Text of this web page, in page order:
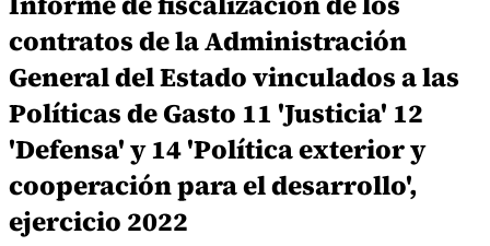
contratos de la Administración
General del Estado vinculados a las
Políticas de Gasto 11 'Justicia' 12
'Defensa' y 14 'Política exterior y
cooperación para el desarrollo',
ejercicio 2022